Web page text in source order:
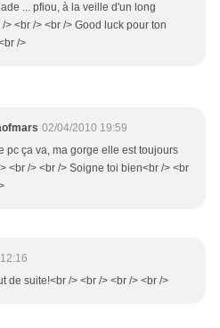
... pfiou, à la veille d'un long
<br /> <br /> Good luck pour ton
/>
02/04/2010 19:59
pc ça va, ma gorge elle est toujours
<br /> <br /> Soigne toi bien<br /> <br
de suite!<br /> <br /> <br /> <br />